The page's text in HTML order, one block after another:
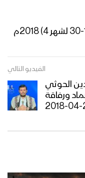
الفيديو التالي
الحوثي
ورفاقة